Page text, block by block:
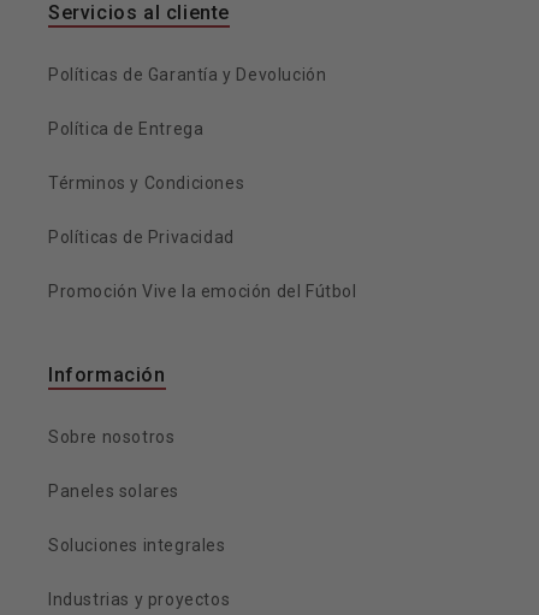
Servicios al cliente
Políticas de Garantía y Devolución
Política de Entrega
Términos y Condiciones
Políticas de Privacidad
Promoción Vive la emoción del Fútbol
Información
Sobre nosotros
Paneles solares
Soluciones integrales
Industrias y proyectos